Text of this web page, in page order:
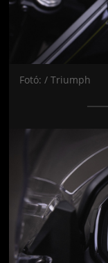
Fotó: / Triumph